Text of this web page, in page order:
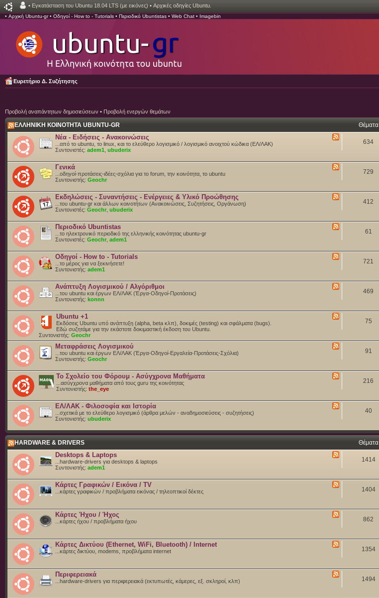
• Εγκατάσταση του Ubuntu 18.04 LTS (με εικόνες) • Αρχικές οδηγίες Ubuntu.
• Αρχική Ubuntu-gr• Οδηγοί - How to - Tutorials • Περιοδικό Ubuntistas • Web Chat • Imagebin
Ευρετήριο Δ. Συζήτησης
Προβολή αναπάντητων δημοσιεύσεων • Προβολή ενεργών θεμάτων
ΕΛΛΗΝΙΚΗ ΚΟΙΝΟΤΗΤΑ UBUNTU-GR Θέματα
Νέα - Ειδήσεις - Ανακοινώσεις
...από το ubuntu, το linux, και το ελεύθερο λογισμικό / λογισμικό ανοιχτού κώδικα (ΕΛ/ΛΑΚ)
Συντονιστές: adem1 ubuderix
634
Γενικά
...οδηγοί-προτάσεις-ιδέες-σχόλια για το forum, την κοινότητα, το ubuntu
Συντονιστής: Geochr
729
Εκδηλώσεις - Συναντήσεις - Ενέργειες & Υλικό Προώθησης
...του ubuntu-gr και άλλων κοινοτήτων (Ανακοινώσεις, Συζητήσεις, Οργάνωση)
Συντονιστές: Geochr ubuderix
412
Περιοδικό Ubuntistas
...το ηλεκτρονικό περιοδικό της ελληνικής κοινότητας ubuntu-gr
Συντονιστές: Geochr adem1
61
Οδηγοί - How to - Tutorials
...το μέρος για να ξεκινήσετε!
Συντονιστής: adem1
721
Ανάπτυξη Λογισμικού / Αλγόριθμοι
...του ubuntu και έργων ΕΛ/ΛΑΚ (Έργα-Οδηγοί-Προτάσεις)
Συντονιστής: konnn
469
Ubuntu +1
Εκδόσεις Ubuntu υπό ανάπτυξη (alpha, beta κλπ), δοκιμές (testing) και σφάλματα (bugs).
Eδώ συζητάμε για την εκάστοτε δοκιμαστική έκδοση του Ubuntu.
Συντονιστής: Geochr
75
Μεταφράσεις Λογισμικού
...του ubuntu και έργων ΕΛ/ΛΑΚ (Έργα-Οδηγοί-Εργαλεία-Προτάσεις-Σχόλια)
Συντονιστής: Geochr
91
Το Σχολείο του Φόρουμ - Ασύγχρονα Μαθήματα
...ασύγχρονα μαθήματα από τους guru της κοινότητας
Συντονιστής: the_eye
216
ΕΛ/ΛΑΚ - Φιλοσοφία και Ιστορία
...σχετικά με το ελεύθερο λογισμικό (άρθρα μελών - αναδημοσιεύσεις - συζητήσεις)
Συντονιστής: ubuderix
40
HARDWARE & DRIVERS Θέματα
Desktops & Laptops
...hardware-drivers για desktops & laptops
Συντονιστής: adem1
1414
Κάρτες Γραφικών / Εικόνα / TV
...κάρτες γραφικών / προβλήματα εικόνας / τηλεοπτικοί δέκτες 1404
Κάρτες Ήχου / Ήχος
...κάρτες ήχου / προβλήματα ήχου 862
Κάρτες Δικτύου (Ethernet, WiFi, Bluetooth) / Internet
...κάρτες δικτύου, modems, προβλήματα internet 1354
Περιφερειακά
...hardware-drivers για περιφερειακά (εκτυπωτές, κάμερες, εξ. σκληροί, κλπ) 1494